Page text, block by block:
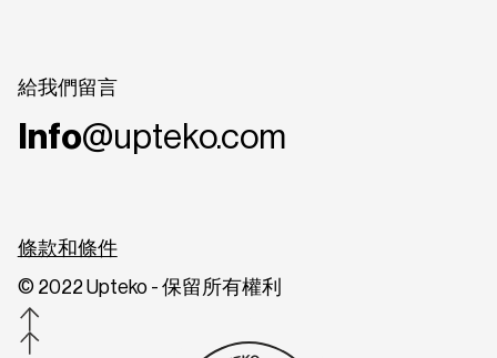
給我們留言
Info@upteko.com
條款和條件
© 2022 Upteko - 保留所有權利